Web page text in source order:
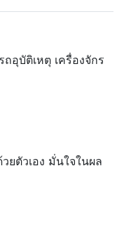
อุบัติเหตุ เครื่องจักร
ยตัวเอง มั่นใจในผล